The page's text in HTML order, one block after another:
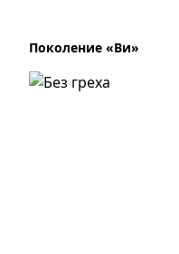
Поколение «Ви»